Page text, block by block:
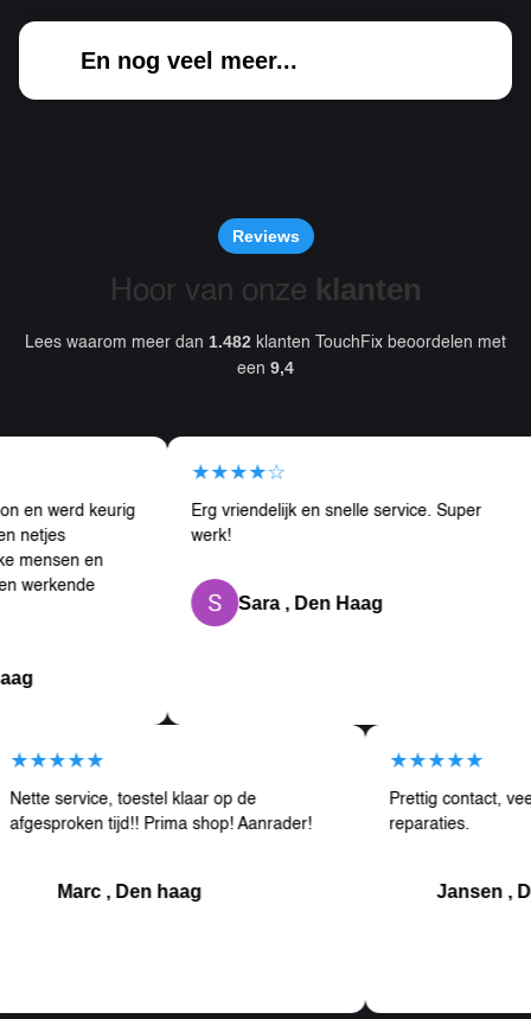
En nog veel meer...
Reviews
Hoor van onze klanten
Lees waarom meer dan 1.482 klanten TouchFix beoordelen met
een 9,4
keurig
en
★★★★☆
Erg vriendelijk en snelle service. Super
Sara , Den Haag
★★★★★
Nette service, toestel klaar op de
afgesproken tijd!! Prima shop! Aanrader!
Marc , Den haag
Prettig
reparaties.